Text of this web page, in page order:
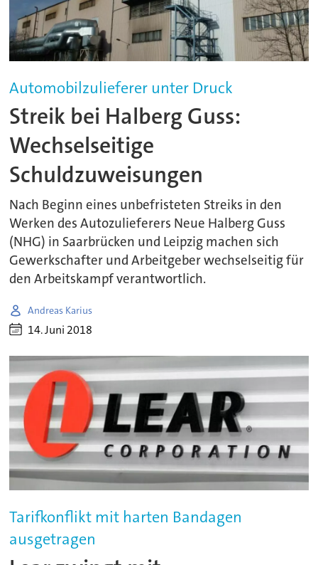
Automobilzulieferer unter Druck
Streik bei Halberg Guss:
Wechselseitige
Schuldzuweisungen
Nach Beginn eines unbefristeten Streiks in den
Werken des Autozulieferers Neue Halberg Guss
(NHG) in Saarbrücken und Leipzig machen sich
Gewerkschafter und Arbeitgeber wechselseitig für
den Arbeitskampf verantwortlich.
Andreas Karius
14. Juni 2018
Tarifkonflikt mit harten Bandagen
ausgetragen